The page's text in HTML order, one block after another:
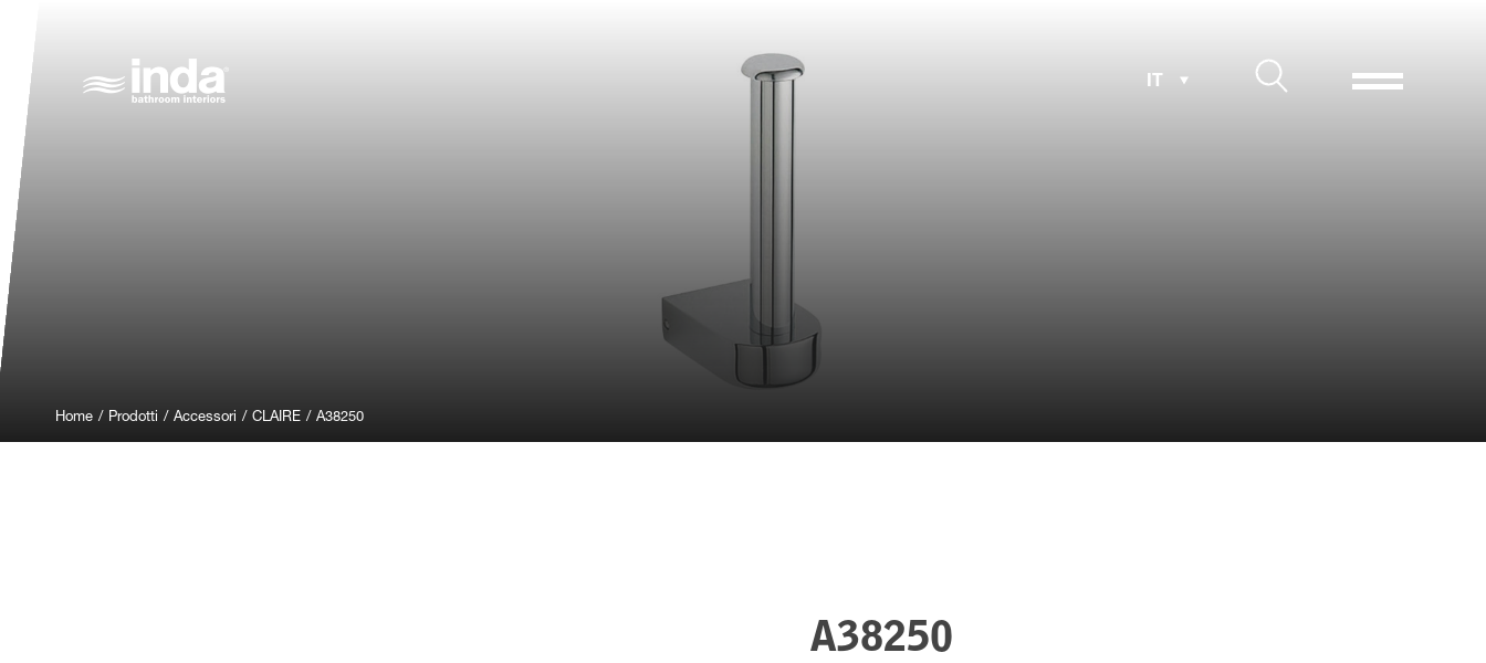
Home / Prodotti / Accessori / CLAIRE / A38250
A38250